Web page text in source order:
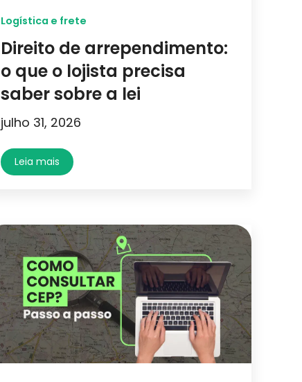
Logística e frete
Direito de arrependimento:
o que o lojista precisa
saber sobre a lei
julho 31, 2026
Leia mais